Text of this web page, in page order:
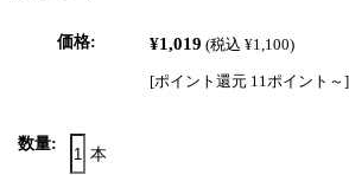
価格: ¥1,019 (税込 ¥1,100)
[ポイント還元 11ポイント～]
数量:
本